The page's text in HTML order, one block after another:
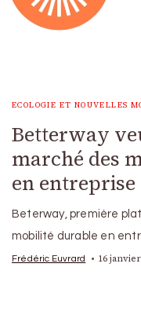
ECOLOGIE ET NOUVELLES
Betterway
marché des
en entreprise
Beterway, première
mobilité durable en
Frédéric Euvrard 16